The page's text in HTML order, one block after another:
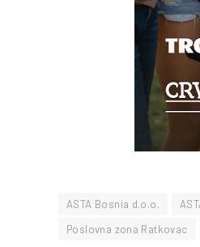
ASTA Bosnia d.o.o.
Poslovna zona Ratkovac